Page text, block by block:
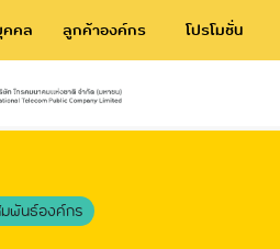
คล ลูกค้าองค์กร โปรโมชั่น
พันธ์องค์กร